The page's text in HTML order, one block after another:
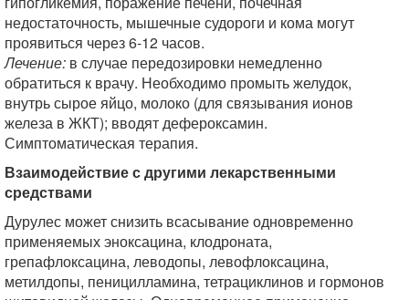
недостаточность, мышечные судороги и кома могут
проявиться через 6-12 часов.
Лечение: в случае передозировки немедленно
обратиться к врачу. Необходимо промыть желудок,
внутрь сырое яйцо, молоко (для связывания ионов
железа в ЖКТ); вводят дефероксамин.
Симптоматическая терапия.
Взаимодействие с другими лекарственными
средствами
Дурулес может снизить всасывание одновременно
применяемых эноксацина, клодроната,
грепафлоксацина, леводопы, левофлоксацина,
метилдопы, пеницилламина, тетрациклинов и гормонов